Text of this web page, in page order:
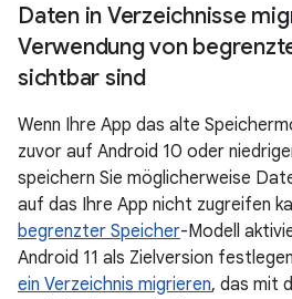
Daten in Verzeichnisse
Verwendung von
sichtbar sind
Wenn Ihre App das alte
zuvor auf Android 10 oder
speichern Sie möglicherweise
auf das Ihre App nicht zugreifen
begrenzter Speicher-Modell
Android 11 als Zielversion
ein Verzeichnis migrieren, das mit